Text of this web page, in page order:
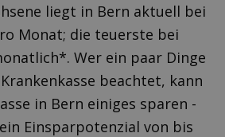
liegt in Bern aktuell bei
Monat; die teuerste bei
Wer ein paar Dinge
beachtet, kann
in Bern einiges sparen -
Einsparpotenzial von bis